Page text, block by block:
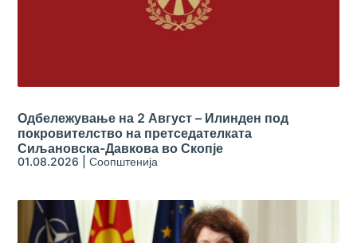
Одбележување на 2 Август – Илинден под
покровителство на претседателката
Сиљановска-Давкова во Скопје
01.08.2026 |Соопштенија